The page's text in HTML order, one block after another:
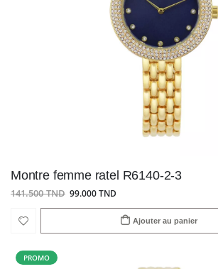
Montre femme ratel R6140-2-3
141.500 TND 99.000 TND
Ajouter au panier
PROMO